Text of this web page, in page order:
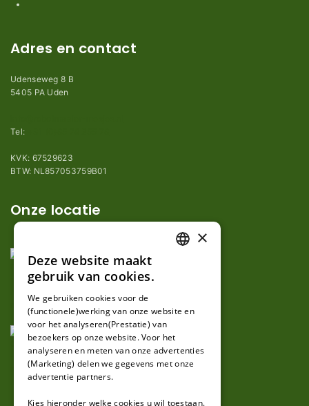
Adres en contact
Udenseweg 8 B
5405 PA Uden
Tel:
KVK: 67529623
BTW: NL857053759B01
Onze locatie
GERMAN
×
Deze website maakt
gebruik van cookies.
We gebruiken cookies voor de
(functionele)werking van onze website en
voor het analyseren(Prestatie) van
bezoekers op onze website. Voor het
analyseren en meten van onze advertenties
(Marketing) delen we gegevens met onze
advertentie partners.
Kies hieronder welke cookies u wil toestaan.